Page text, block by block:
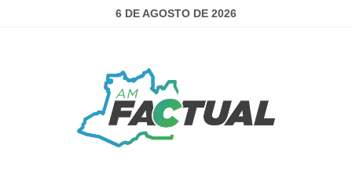
6 DE AGOSTO DE 2026